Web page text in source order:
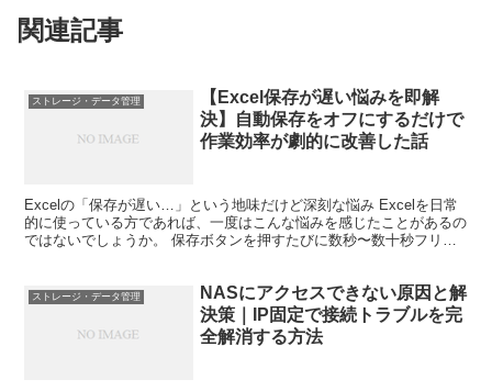
関連記事
ストレージ・データ管理
【Excel保存が遅い悩みを即解
決】自動保存をオフにするだけで
作業効率が劇的に改善した話
Excelの「保存が遅い…」という地味だけど深刻な悩み Excelを日常
的に使っている方であれば、一度はこんな悩みを感じたことがあるの
ではないでしょうか。 保存ボタンを押すたびに数秒〜数十秒フリー
ストレージ・データ管理
NASにアクセスできない原因と解
決策｜IP固定で接続トラブルを完
全解消する方法